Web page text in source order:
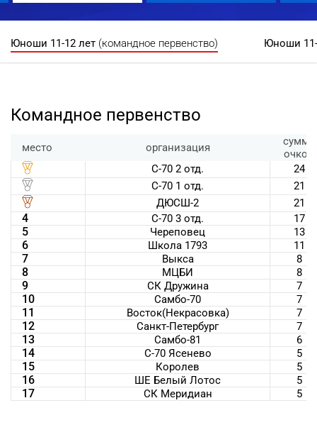
Юноши 11-12 лет (командное первенство) Юноши
Командное первенство
место организация
сумма
очков
С-70 2 отд.
24
С-70 1 отд.
21
ДЮСШ-2
21
4 С-70 3 отд. 17
5 Череповец 13
6 Школа 1793 11
7 Выкса 8
8 МЦБИ 8
9 СК Дружина 7
10 Самбо-70 7
11 Восток(Некрасовка) 7
12 Санкт-Петербург 7
13 Самбо-81 6
14 С-70 Ясенево 5
15 Королев 5
16 ШЕ Белый Лотос 5
17 СК Меридиан 5